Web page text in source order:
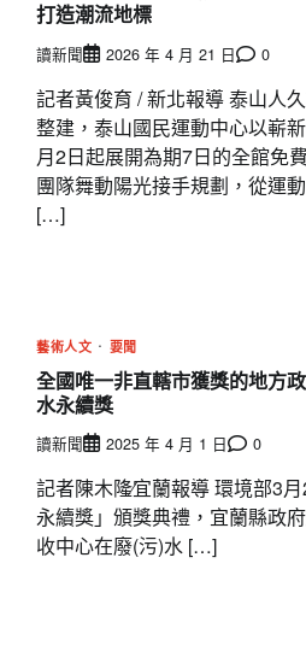
打造潮流地標
讀新聞 2026 年 4 月 21 日 0
記者黃俊育 / 新北報導 泰山人
整建，泰山國民運動中心以嶄
月2日起展開為期7日的全館免
團隊舞動陽光接手規劃，從運
[…]
藝術人文 要聞
全國唯一非直轄市獲獎的地方
水永續獎
讀新聞 2025 年 4 月 1 日 0
記者陳木隆∕宜蘭報導 環境部3
永續獎」頒獎典禮，宜蘭縣政
收中心在廢(污)水 […]